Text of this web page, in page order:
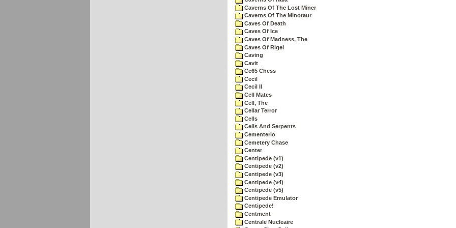
Caverns Of The Lost Miner
Caverns Of The Minotaur
Caves Of Death
Caves Of Ice
Caves Of Madness, The
Caves Of Rigel
Caving
Cavit
Cc65 Chess
Cecil
Cecil II
Cell Mates
Cell, The
Cellar Terror
Cells
Cells And Serpents
Cementerio
Cemetery Chase
Center
Centipede (v1)
Centipede (v2)
Centipede (v3)
Centipede (v4)
Centipede (v5)
Centipede Emulator
Centipede!
Centment
Centrale Nucleaire